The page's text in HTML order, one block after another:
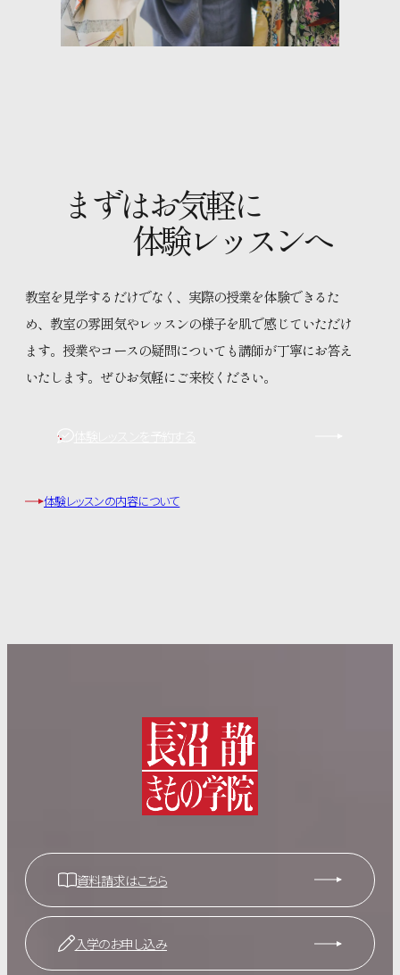
まずはお気軽に
体験レッスンへ
教室を見学するだけでなく、実際の授業を体験できるた
め、教室の雰囲気やレッスンの様子を肌で感じていただけ
ます。授業やコースの疑問についても講師が丁寧にお答え
いたします。ぜひお気軽にご来校ください。
体験レッスンの内容について
資料請求はこちら
入学のお申し込み